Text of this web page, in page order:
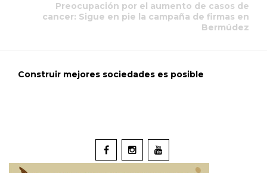
Preocupación por el aumento de casos de
cancer: Sigue en pie la campaña de firmas en
Bermúdez
Construir mejores sociedades es posible